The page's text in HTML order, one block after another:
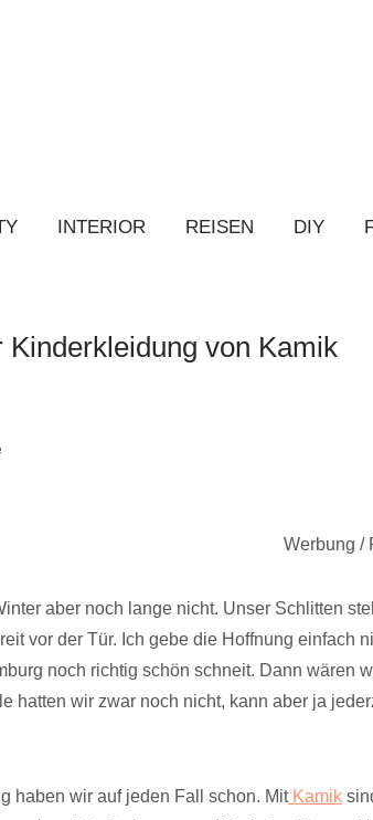
INTERIOR REISEN DIY
von Kamik
Werbung /
aber noch lange nicht. Unser Schlitten
vor der Tür. Ich gebe die Hoffnung einfach
noch richtig schön schneit. Dann wären
hatten wir zwar noch nicht, kann aber ja
haben wir auf jeden Fall schon. MitKamik